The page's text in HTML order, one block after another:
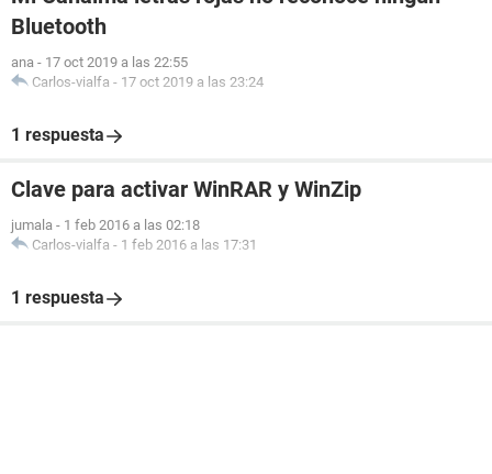
Bluetooth
ana - 17 oct 2019 a las 22:55
Carlos-vialfa - 17 oct 2019 a las 23:24
1 respuesta
Clave para activar WinRAR y WinZip
jumala - 1 feb 2016 a las 02:18
Carlos-vialfa - 1 feb 2016 a las 17:31
1 respuesta